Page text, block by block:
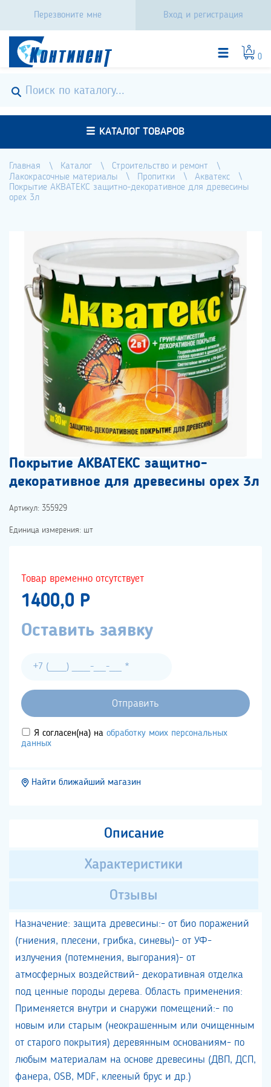
Перезвоните мне Вход и регистрация
0
КАТАЛОГ ТОВАРОВ
Главная Каталог
Строительство и ремонт
Лакокрасочные материалы
Пропитки
Акватекс
Покрытие АКВАТЕКС защитно-декоративное для древесины
орех 3л
Покрытие АКВАТЕКС защитно-
декоративное для древесины орех 3л
Артикул: 355929
Единица измерения: шт
Товар временно отсутствует
1400,0 P
Оставить заявку
Я согласен(на) на обработку моих персональных
данных
Найти ближайший магазин
Описание
Характеристики
Отзывы
Назначение: защита древесины:- от био поражений
(гниения, плесени, грибка, синевы)- от УФ-
излучения (потемнения, выгорания)- от
атмосферных воздействий- декоративная отделка
под ценные породы дерева. Область применения:
Применяется внутри и снаружи помещений:- по
новым или старым (неокрашенным или очищенным
от старого покрытия) деревянным основаниям- по
любым материалам на основе древесины (ДВП, ДСП,
фанера, OSB, MDF, клееный брус и др.)